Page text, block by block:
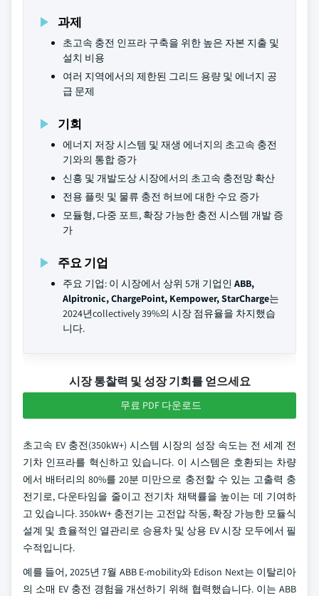
과제
초고속 충전 인프라 구축을 위한 높은 자본 지출 및
설치 비용
여러 지역에서의 제한된 그리드 용량 및 에너지 공
급 문제
기회
에너지 저장 시스템 및 재생 에너지의 초고속 충전
기와의 통합 증가
신흥 및 개발도상 시장에서의 초고속 충전망 확산
전용 플릿 및 물류 충전 허브에 대한 수요 증가
모듈형, 다중 포트, 확장 가능한 충전 시스템 개발 증
가
주요 기업
주요 기업: 이 시장에서 상위 5개 기업인 ABB,
Alpitronic, ChargePoint, Kempower, StarCharge는
2024년collectively 39%의 시장 점유율을 차지했습
니다.
시장 통찰력 및 성장 기회를 얻으세요
무료 PDF 다운로드
초고속 EV 충전(350kW+) 시스템 시장의 성장 속도는 전 세계 전
기차 인프라를 혁신하고 있습니다. 이 시스템은 호환되는 차량
에서 배터리의 80%를 20분 미만으로 충전할 수 있는 고출력 충
전기로, 다운타임을 줄이고 전기차 채택률을 높이는 데 기여하
고 있습니다. 350kW+ 충전기는 고전압 작동, 확장 가능한 모듈식
설계 및 효율적인 열관리로 승용차 및 상용 EV 시장 모두에서 필
수적입니다.
예를 들어, 2025년 7월 ABB E-mobility와 Edison Next는 이탈리아
의 소매 EV 충전 경험을 개선하기 위해 협력했습니다. 이는 ABB